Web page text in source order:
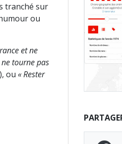
tranché sur
ou
et ne
tourne pas
ou « Rester